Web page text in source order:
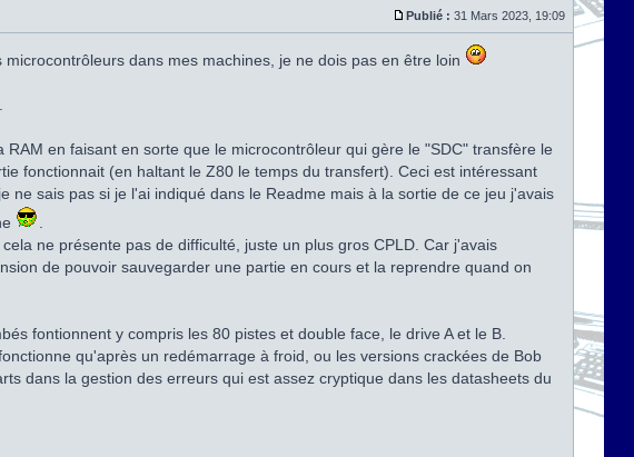
Publié : 31 Mars 2023, 19:09
dans mes machines, je ne dois pas en être loin
en faisant en sorte que le microcontrôleur qui gère le "SDC" transfère le
fonctionnait (en haltant le Z80 le temps du transfert). Ceci est intéressant
sais pas si je l'ai indiqué dans le Readme mais à la sortie de ce jeu j'avais
ne présente pas de difficulté, juste un plus gros CPLD. Car j'avais
de pouvoir sauvegarder une partie en cours et la reprendre quand on
fontionnent y compris les 80 pistes et double face, le drive A et le B.
qu'après un redémarrage à froid, ou les versions crackées de Bob
dans la gestion des erreurs qui est assez cryptique dans les datasheets du